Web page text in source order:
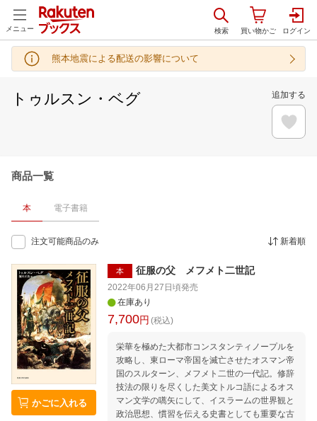
メニュー
熊本地震による配送の影響について
トゥルスン・ベグ 追加する
商品一覧
本 電子書籍
注文可能商品のみ 新着順
かごに入れる
本 征服の父 メフメト二世記
2022年06月27日頃発売
在庫あり
7,700円 (税込)
栄華を極めた大都市コンスタンティノープルを
攻略し、東ローマ帝国を滅亡させたオスマン帝
国のスルターン、メフメト二世の一代記。修辞
技法の限りを尽くした美文トルコ語によるオス
マン文学の嚆矢にして、イスラームの世界観と
政治思想、慣習を伝える史書としても重要な古